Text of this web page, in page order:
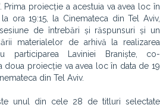
Prima proiecție a acestuia va avea loc în
ora 19:15, la Cinemateca din Tel Aviv,
de întrebări și răspunsuri și un
materialelor de arhivă la realizarea
participarea Laviniei Braniște, co-
doua proiecție va avea loc în data de 19
din Tel Aviv.
unul din cele 28 de titluri selectate